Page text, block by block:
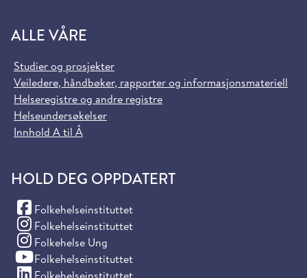
ALLE VÅRE
Studier og prosjekter
Veiledere, håndbøker, rapporter og informasjonsmateriell
Helseregistre og andre registre
Helseundersøkelser
Innhold A til Å
HOLD DEG OPPDATERT
Folkehelseinstituttet
(Facebook)
Folkehelseinstituttet
(Instagram)
Folkehelse Ung
(Instagram)
Folkehelseinstituttet
(YouTube)
(LinkedIn)